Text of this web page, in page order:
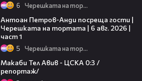
6 Черешката на тортата
Антоан Петров-Анди посреща гости |
Черешката на тортата | 6 авг. 2026 |
част 1
5 Черешката на тортата
Макаби Тел Авив - ЦСКА 0:3 /
репортаж/